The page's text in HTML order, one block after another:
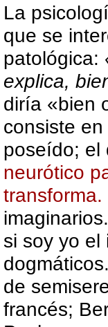
La
que se
patológica:
explica,
diría «bien
consiste
poseído; el
neurótico
transforma.
si soy yo el
de
francés;